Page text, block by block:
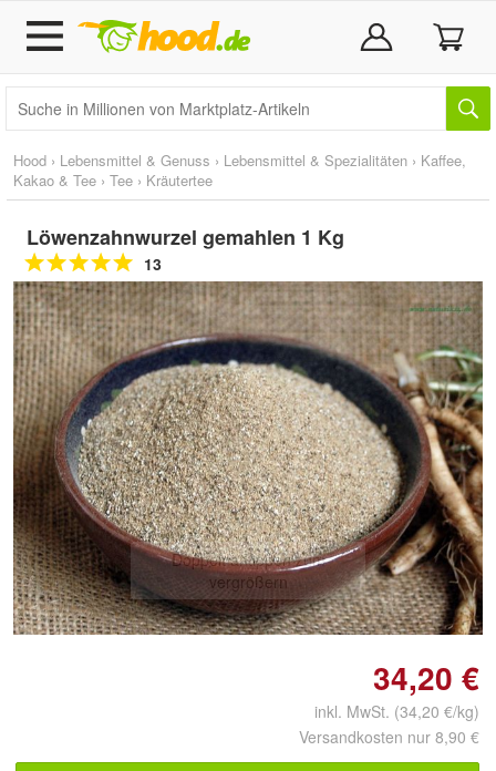
Hood › Lebensmittel & Genuss › Lebensmittel & Spezialitäten › Kaffee,
Kakao & Tee › Tee › Kräutertee
Löwenzahnwurzel gemahlen 1 Kg
13
Doppelt antippen zum
vergrößern
34,20 €
inkl. MwSt. (34,20 €/kg)
Versandkosten nur 8,90 €